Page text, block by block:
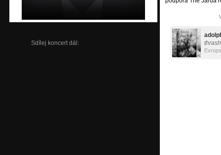
Sdílej koncert dál: